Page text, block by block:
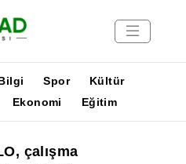
Spor
Kültür
Ekonomi Eğitim
çalışma